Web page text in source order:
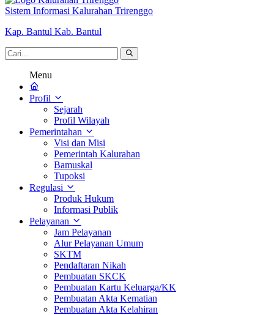
Sistem Informasi Kalurahan Trirenggo
Kap. Bantul Kab. Bantul
Menu
Profil
Sejarah
Profil Wilayah
Pemerintahan
Visi dan Misi
Pemerintah Kalurahan
Bamuskal
Tupoksi
Regulasi
Produk Hukum
Informasi Publik
Pelayanan
Jam Pelayanan
Alur Pelayanan Umum
SKTM
Pendaftaran Nikah
Pembuatan SKCK
Pembuatan Kartu Keluarga/KK
Pembuatan Akta Kematian
Pembuatan Akta Kelahiran